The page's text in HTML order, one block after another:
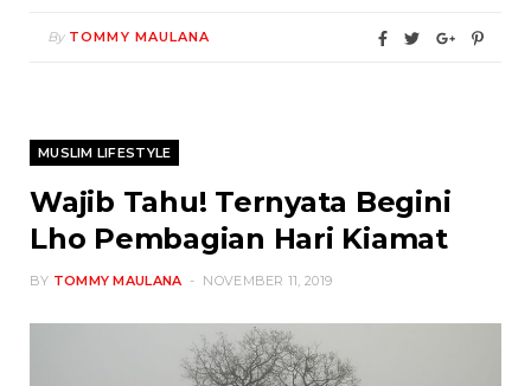
By TOMMY MAULANA
MUSLIM LIFESTYLE
Wajib Tahu! Ternyata Begini
Lho Pembagian Hari Kiamat
BY TOMMY MAULANA NOVEMBER 11, 2019